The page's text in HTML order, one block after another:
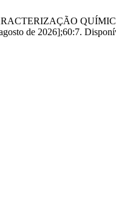
de 2026];60:7.